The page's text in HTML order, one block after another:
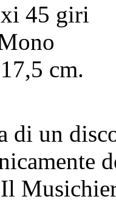
45 giri
cm.
di un